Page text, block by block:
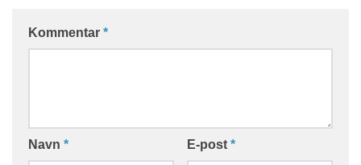
Kommentar *
Navn * E-post *